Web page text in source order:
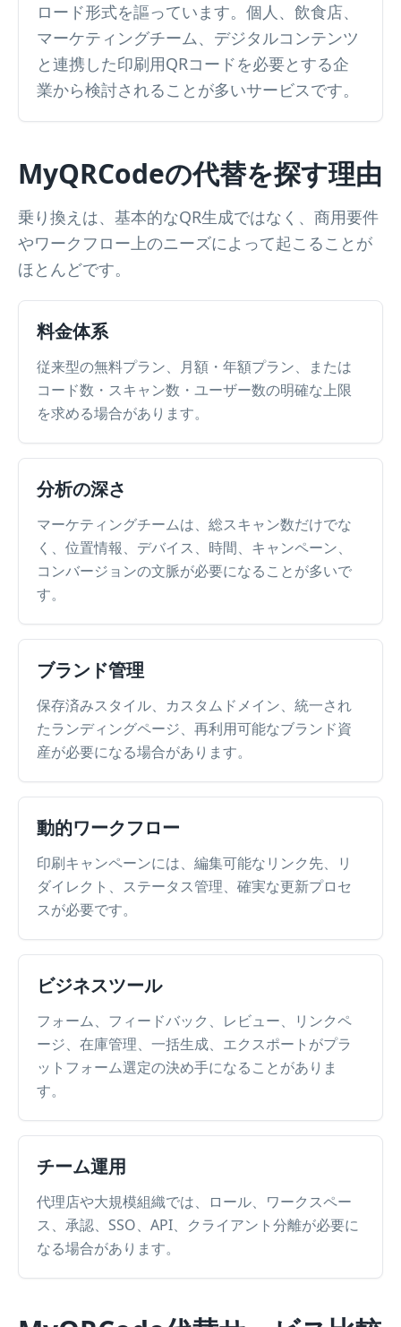
ロード形式を謳っています。個人、飲食店、
マーケティングチーム、デジタルコンテンツ
と連携した印刷用QRコードを必要とする企
業から検討されることが多いサービスです。
MyQRCodeの代替を探す理由
乗り換えは、基本的なQR生成ではなく、商用要件
やワークフロー上のニーズによって起こることが
ほとんどです。
料金体系
従来型の無料プラン、月額・年額プラン、または
コード数・スキャン数・ユーザー数の明確な上限
を求める場合があります。
分析の深さ
マーケティングチームは、総スキャン数だけでな
く、位置情報、デバイス、時間、キャンペーン、
コンバージョンの文脈が必要になることが多いで
す。
ブランド管理
保存済みスタイル、カスタムドメイン、統一され
たランディングページ、再利用可能なブランド資
産が必要になる場合があります。
動的ワークフロー
印刷キャンペーンには、編集可能なリンク先、リ
ダイレクト、ステータス管理、確実な更新プロセ
スが必要です。
ビジネスツール
フォーム、フィードバック、レビュー、リンクペ
ージ、在庫管理、一括生成、エクスポートがプラ
ットフォーム選定の決め手になることがありま
す。
チーム運用
代理店や大規模組織では、ロール、ワークスペー
ス、承認、SSO、API、クライアント分離が必要に
なる場合があります。